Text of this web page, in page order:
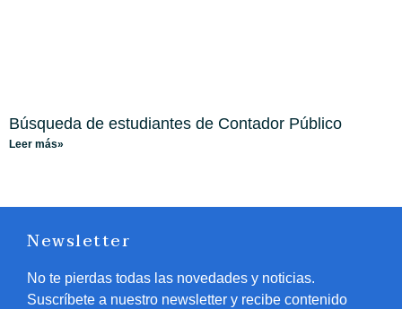
Búsqueda de estudiantes de Contador Público
Leer más»
Newsletter
No te pierdas todas las novedades y noticias.
Suscríbete a nuestro newsletter y recibe contenido